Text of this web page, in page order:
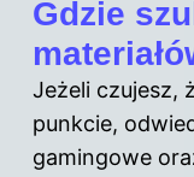
Gdzie
Jeżeli czujesz,
punkcie,
gamingowe